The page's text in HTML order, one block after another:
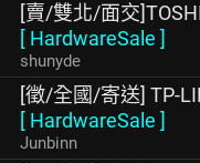
[賣/雙北/面交
[ HardwareSale ]
shunyde
[徵/全國/寄送] TP-
[ HardwareSale ]
Junbinn